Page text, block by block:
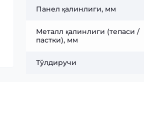
Панел қалинлиги, мм
Металл қалинлиги (тепаси /
пастки), мм
Тўлдиручи